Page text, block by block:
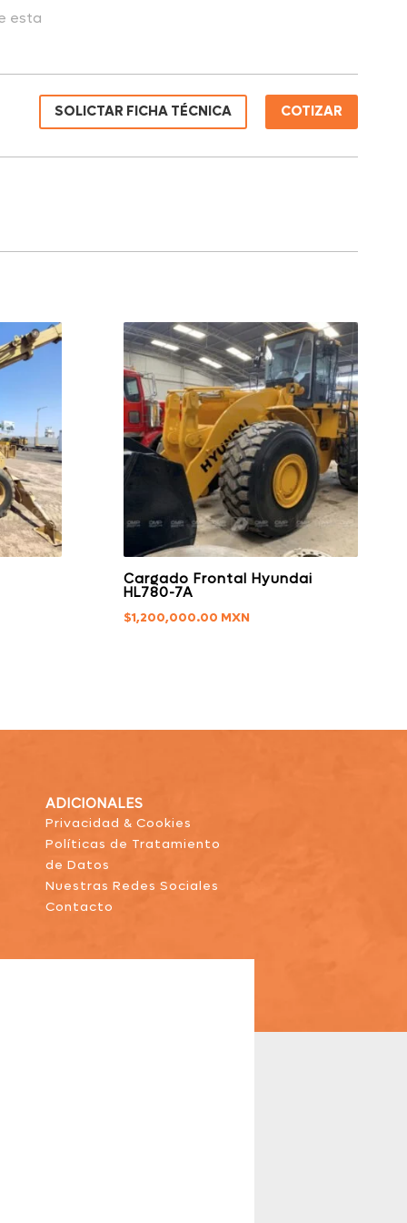
esta
SOLICTAR FICHA TÉCNICA COTIZAR
Cargado Frontal Hyundai
HL780-7A
$1,200,000.00
ADICIONALES
Privacidad & Cookies
Políticas de Tratamiento
de Datos
Nuestras Redes Sociales
Contacto